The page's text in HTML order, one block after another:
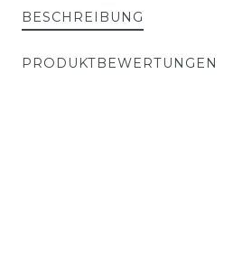
BESCHREIBUNG
PRODUKTBEWERTUNGEN